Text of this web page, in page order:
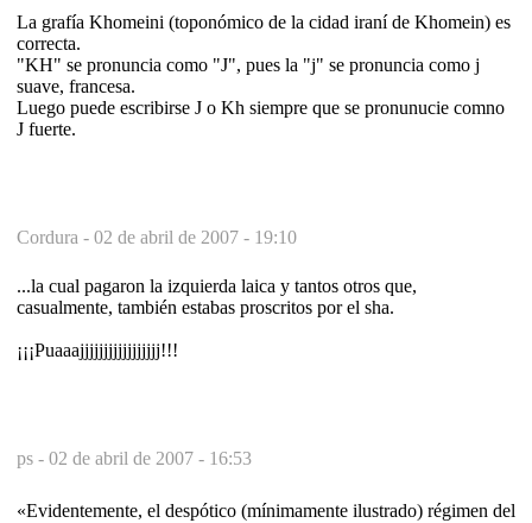
La grafía Khomeini (toponómico de la cidad iraní de Khomein) es
correcta.
"KH" se pronuncia como "J", pues la "j" se pronuncia como j
suave, francesa.
Luego puede escribirse J o Kh siempre que se pronunucie comno
J fuerte.
Cordura - 02 de abril de 2007 - 19:10
...la cual pagaron la izquierda laica y tantos otros que,
casualmente, también estabas proscritos por el sha.
¡¡¡Puaaajjjjjjjjjjjjjjjjj!!!
ps - 02 de abril de 2007 - 16:53
«Evidentemente, el despótico (mínimamente ilustrado) régimen del